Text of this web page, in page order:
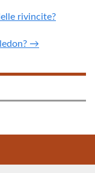
rivincite?
→